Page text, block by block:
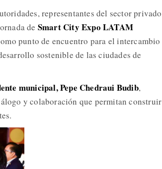
representantes del sector privado
de Smart City Expo LATAM
punto de encuentro para el intercambio
sostenible de las ciudades de
municipal, Pepe Chedraui Budib,
y colaboración que permitan construir